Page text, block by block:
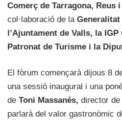
Comerç de Tarragona, Reus
col·laboració de la Generalitat
l’Ajuntament de Valls, la
Patronat de Turisme i la
El fòrum començarà dijous 8
una sessió inaugural i una
de Toni Massanés, director
parlarà del valor gastronòmic